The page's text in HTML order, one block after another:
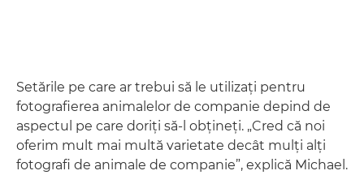
Setările pe care ar trebui să le utilizaţi pentru
fotografierea animalelor de companie depind de
aspectul pe care doriţi să-l obţineţi. „Cred că noi
oferim mult mai multă varietate decât mulţi alţi
fotografi de animale de companie”, explică Michael.